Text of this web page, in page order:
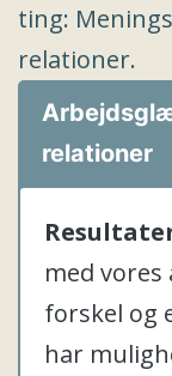
ting:
relationer.
relationer
med
forskel og
har